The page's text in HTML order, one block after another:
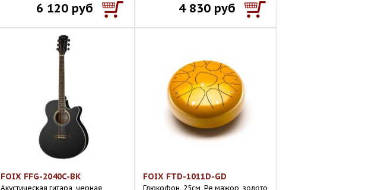
6 120 руб 4 830 руб
FOIX FFG-2040C-BK
Акустическая гитара, черная
FOIX FTD-1011D-GD
Глюкофон, 25см, Ре мажор, золото